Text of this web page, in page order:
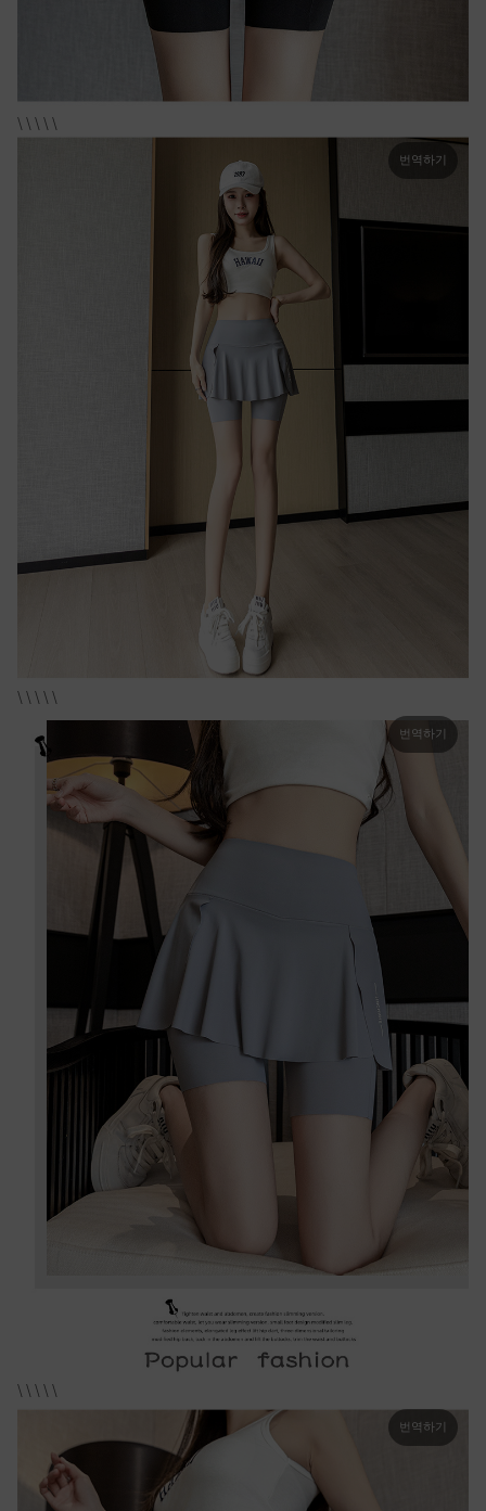
\ \ \ \ \
번역하기
\ \ \ \ \
번역하기
\ \ \ \ \
번역하기